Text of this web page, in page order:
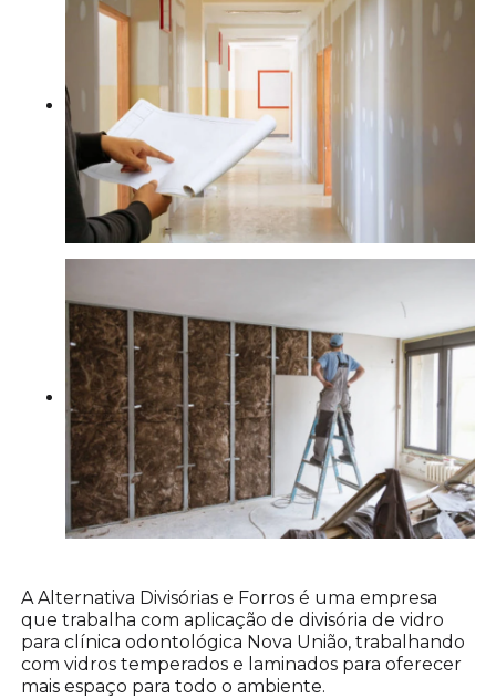
A Alternativa Divisórias e Forros é uma empresa
que trabalha com aplicação de divisória de vidro
para clínica odontológica Nova União, trabalhando
com vidros temperados e laminados para oferecer
mais espaço para todo o ambiente.